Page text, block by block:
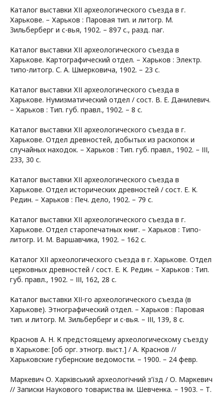
Каталог выставки ХІІ археологического съезда в г.
Харькове. – Харьков : Паровая тип. и литогр. М.
Зильберберг и с-вья, 1902. – 897 с., разд. паг.
Каталог выставки ХІІ археологического съезда в
Харькове. Картографический отдел. – Харьков : Электр.
типо-литогр. С. А. Шмерковича, 1902. – 23 с.
Каталог выставки ХІІ археологического съезда в
Харькове. Нумизматический отдел / сост. В. Е. Данилевич.
– Харьков : Тип. губ. правл., 1902. – 8 с.
Каталог выставки ХІІ археологического съезда в г.
Харькове. Отдел древностей, добытых из раскопок и
случайных находок. – Харьков : Тип. губ. правл., 1902. – ІІІ,
233, 30 с.
Каталог выставки ХІІ археологического съезда в
Харькове. Отдел исторических древностей / сост. Е. К.
Редин. – Харьков : Печ. дело, 1902. – 79 с.
Каталог выставки ХІІ археологического съезда в г.
Харькове. Отдел старопечатных книг. – Харьков : Типо-
литогр. И. М. Варшавчика, 1902. – 162 с.
Каталог ХІІ археологического съезда в г. Харькове. Отдел
церковных древностей / сост. Е. К. Редин. – Харьков : Тип.
губ. правл., 1902. – ІІІ, 162, 28 с.
Каталог выставки ХІІ-го археологического съезда (в
Харькове). Этнографический отдел. – Харьков : Паровая
тип. и литогр. М. Зильберберг и с-вья. – ІІІ, 139, 8 с.
Краснов А. Н. К предстоящему археологическому съезду
в Харькове: [об орг. этногр. выст.] / А. Краснов //
Харьковские губернские ведомости. – 1900. – 24 февр.
Маркевич О. Харківський археологічний з’їзд / О. Маркевич
// Записки Наукового товариства ім. Шевченка. – 1903. – Т.